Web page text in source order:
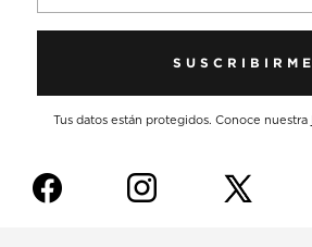
SUSCRIBIRME
Tus datos están protegidos. Conoce nuestra
f i